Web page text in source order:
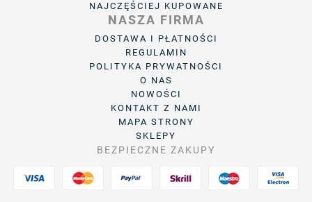
NAJCZĘŚCIEJ KUPOWANE
NASZA FIRMA
DOSTAWA I PŁATNOŚCI
REGULAMIN
POLITYKA PRYWATNOŚCI
O NAS
NOWOŚCI
KONTAKT Z NAMI
MAPA STRONY
SKLEPY
BEZPIECZNE ZAKUPY